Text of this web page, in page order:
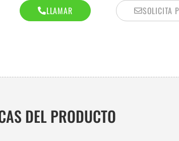
LLAMAR SOLICITA
DEL PRODUCTO